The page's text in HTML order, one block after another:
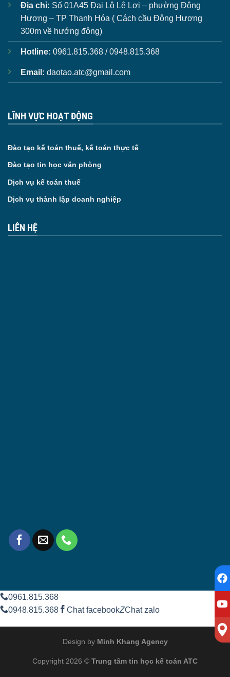
Địa chỉ: Số 01A45 Đại Lộ Lê Lợi – phường Đông
Hương – TP Thanh Hóa ( Cách cầu Đông Hương
300m về hướng đông)
Hotline: 0961.815.368 / 0948.815.368
Email: daotao.atc@gmail.com
LĨNH VỰC HOẠT ĐỘNG
Đào tạo kế toán thuế, kế toán thực tế
Đào tạo tin học văn phòng
Dịch vụ kế toán thuế
Dịch vụ thành lập doanh nghiệp
LIÊN HỆ
0961.815.368
0948.815.368
Chat facebookZChat zalo
Design by Minh Khang Agency
Copyright 2026 © Trung tâm tin học kế toán ATC